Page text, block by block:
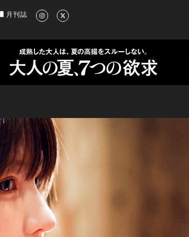
れたライフスタイル情報
月刊誌